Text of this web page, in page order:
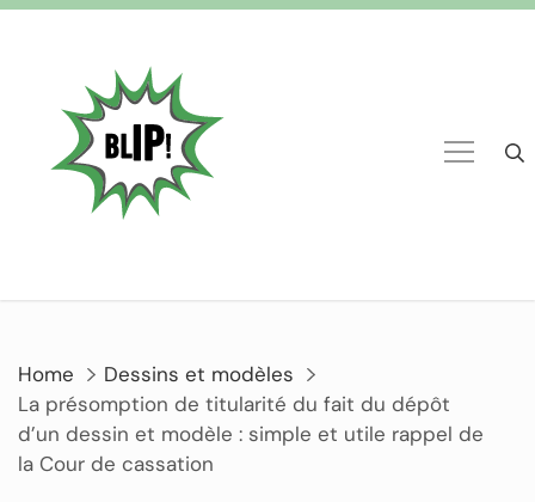
Home
Dessins et modèles
La présomption de titularité du fait du dépôt
d’un dessin et modèle : simple et utile rappel de
la Cour de cassation